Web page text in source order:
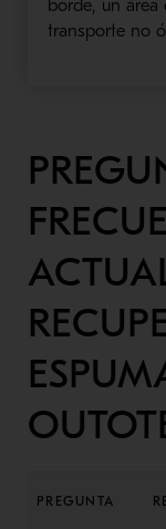
borde, un
transporte no
PREGUNTA